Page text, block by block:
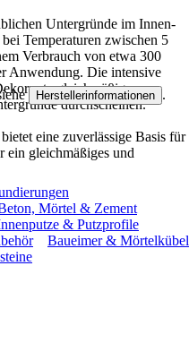
Untergründe im Innen-
Temperaturen zwischen 5
Verbrauch von etwa 300
Anwendung. Die intensive
gleichmäßig zur
durchscheinen.
eine zuverlässige Basis für
ein gleichmäßiges und
Herstellerinformationen .
Mörtel & Zement
& Putzprofile
Baueimer & Mörtelkübel